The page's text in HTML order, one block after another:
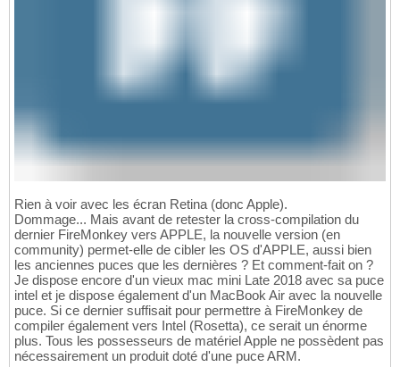
Rien à voir avec les écran Retina (donc Apple).
Dommage... Mais avant de retester la cross-compilation du
dernier FireMonkey vers APPLE, la nouvelle version (en
community) permet-elle de cibler les OS d'APPLE, aussi bien
les anciennes puces que les dernières ? Et comment-fait on ?
Je dispose encore d'un vieux mac mini Late 2018 avec sa puce
intel et je dispose également d'un MacBook Air avec la nouvelle
puce. Si ce dernier suffisait pour permettre à FireMonkey de
compiler également vers Intel (Rosetta), ce serait un énorme
plus. Tous les possesseurs de matériel Apple ne possèdent pas
nécessairement un produit doté d'une puce ARM.